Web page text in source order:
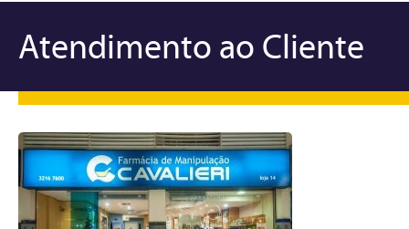
Atendimento ao Cliente